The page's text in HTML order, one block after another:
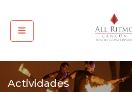
Actividades